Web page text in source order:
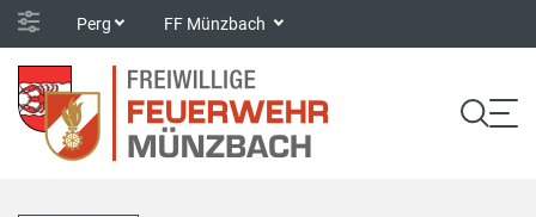
Perg FF Münzbach